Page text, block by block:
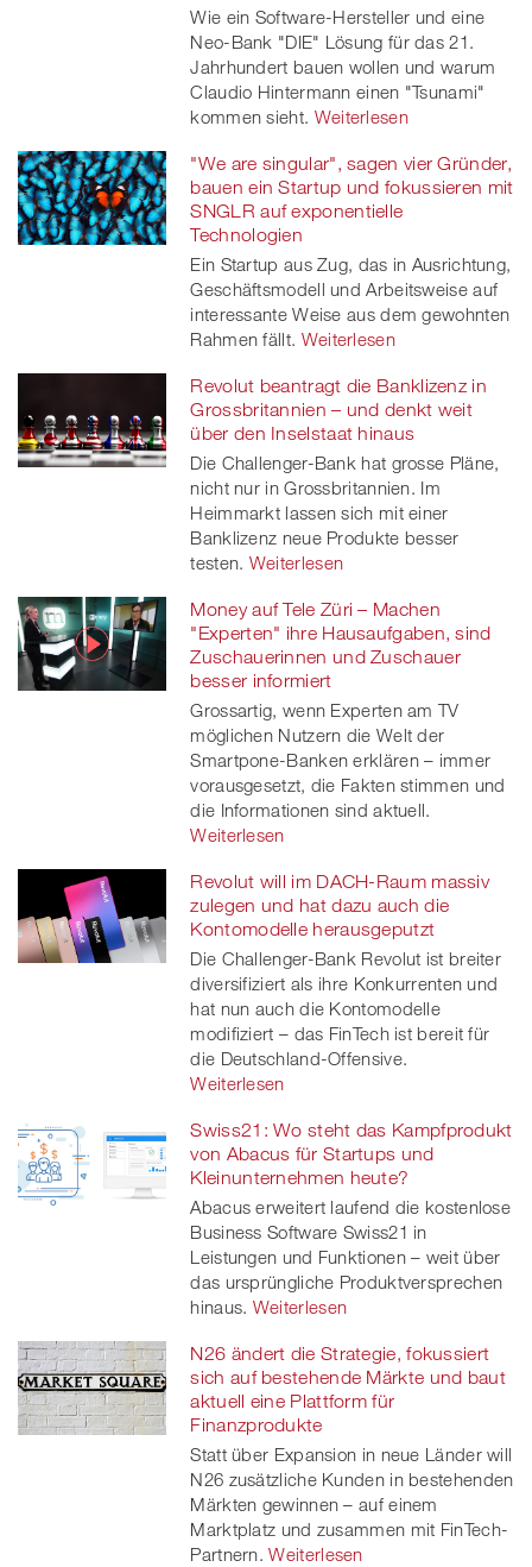
Wie ein Software-Hersteller und eine
Neo-Bank "DIE" Lösung für das 21.
Jahrhundert bauen wollen und warum
Claudio Hintermann einen "Tsunami"
kommen sieht. Weiterlesen
"We are singular", sagen vier Gründer,
bauen ein Startup und fokussieren mit
SNGLR auf exponentielle
Technologien
Ein Startup aus Zug, das in Ausrichtung,
Geschäftsmodell und Arbeitsweise auf
interessante Weise aus dem gewohnten
Rahmen fällt. Weiterlesen
Revolut beantragt die Banklizenz in
Grossbritannien – und denkt weit
über den Inselstaat hinaus
Die Challenger-Bank hat grosse Pläne,
nicht nur in Grossbritannien. Im
Heimmarkt lassen sich mit einer
Banklizenz neue Produkte besser
testen. Weiterlesen
Money auf Tele Züri – Machen
"Experten" ihre Hausaufgaben, sind
Zuschauerinnen und Zuschauer
besser informiert
Grossartig, wenn Experten am TV
möglichen Nutzern die Welt der
Smartpone-Banken erklären – immer
vorausgesetzt, die Fakten stimmen und
die Informationen sind aktuell.
Weiterlesen
Revolut will im DACH-Raum massiv
zulegen und hat dazu auch die
Kontomodelle herausgeputzt
Die Challenger-Bank Revolut ist breiter
diversifiziert als ihre Konkurrenten und
hat nun auch die Kontomodelle
modifiziert – das FinTech ist bereit für
die Deutschland-Offensive.
Weiterlesen
Swiss21: Wo steht das Kampfprodukt
von Abacus für Startups und
Kleinunternehmen heute?
Abacus erweitert laufend die kostenlose
Business Software Swiss21 in
Leistungen und Funktionen – weit über
das ursprüngliche Produktversprechen
hinaus. Weiterlesen
N26 ändert die Strategie, fokussiert
sich auf bestehende Märkte und baut
aktuell eine Plattform für
Finanzprodukte
Statt über Expansion in neue Länder will
N26 zusätzliche Kunden in bestehenden
Märkten gewinnen – auf einem
Marktplatz und zusammen mit FinTech-
Partnern. Weiterlesen